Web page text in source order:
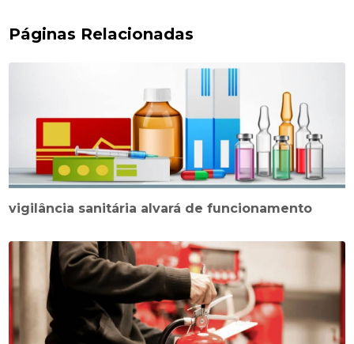
Páginas Relacionadas
vigilância sanitária alvará de funcionamento